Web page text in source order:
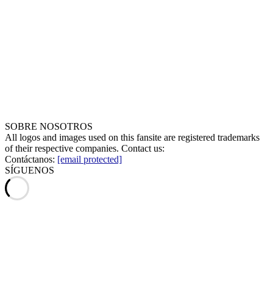
SOBRE NOSOTROS
All logos and images used on this fansite are registered trademarks
of their respective companies. Contact us:
Contáctanos: [email protected]
SÍGUENOS